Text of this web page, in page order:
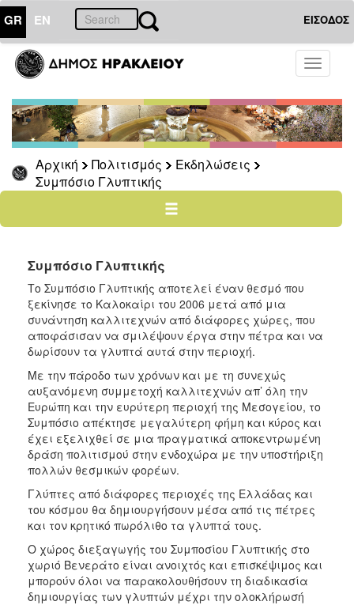
GR EN ΕΙΣΟΔΟΣ
Toggle
Αρχική Πολιτισμός
Εκδηλώσεις
Συμπόσιο Γλυπτικής
ΠΟΛΙΤΙΣΜΟΣ
Ηράκλειο
–
Καλοκαίρι
Φεστιβάλ
των
Τέχνη
5
+
1
Καστρινή
Χριστούγεννα
–
Πρωτοχρονιά
Πολιτιστικοί
Αγώνες
Δημοτικός
Κινηματογράφος
Μεσογειακού
Κινηματογράφου
Φεστιβάλ
Συμπόσιο Γλυπτικής
Το Συμπόσιο Γλυπτικής αποτελεί έναν θεσμό που
ξεκίνησε το Καλοκαίρι του 2006 μετά από μια
συνάντηση καλλιτεχνών από διάφορες χώρες, που
αποφάσισαν να σμιλέψουν έργα στην πέτρα και να
δωρίσουν τα γλυπτά αυτά στην περιοχή.
Με την πάροδο των χρόνων και με τη συνεχώς
αυξανόμενη συμμετοχή καλλιτεχνών απ’ όλη την
Ευρώπη και την ευρύτερη περιοχή της Μεσογείου, το
Συμπόσιο απέκτησε μεγαλύτερη φήμη και κύρος και
έχει εξελιχθεί σε μια πραγματικά αποκεντρωμένη
δράση πολιτισμού στην ενδοχώρα με την υποστήριξη
πολλών θεσμικών φορέων.
Γλύπτες από διάφορες περιοχές της Ελλάδας και
του κόσμου θα δημιουργήσουν μέσα από τις πέτρες
και τον κρητικό πωρόλιθο τα γλυπτά τους.
Ο χώρος διεξαγωγής του Συμποσίου Γλυπτικής στο
χωριό Βενεράτο είναι ανοιχτός και επισκέψιμος και
μπορούν όλοι να παρακολουθήσουν τη διαδικασία
δημιουργίας των γλυπτών μέχρι την ολοκλήρωσή